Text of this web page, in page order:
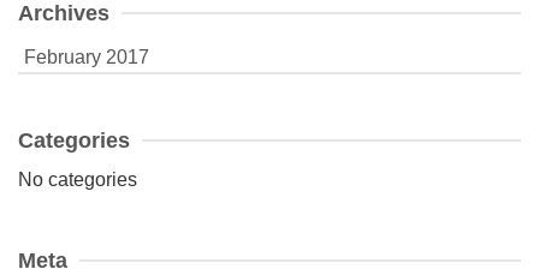
Archives
February 2017
Categories
No categories
Meta